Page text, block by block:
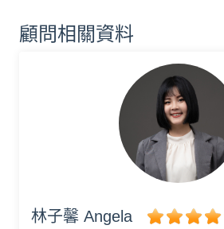
顧問相關資料
林子馨 Angela